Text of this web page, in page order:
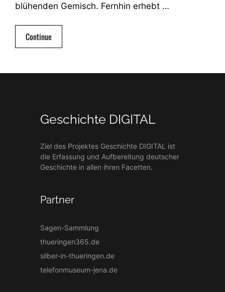
blühenden Gemisch. Fernhin erhebt …
Continue
Geschichte DIGITAL
Ziel des Projektes Geschichte DIGITAL ist
die Erfassung und Aufbereitung deutscher
Geschichte in allen ihren Facetten.
Partner
Sagen-Sammlung
thueringen365.de
silber-in-thueringen.de
telefonmuseum-jena.de